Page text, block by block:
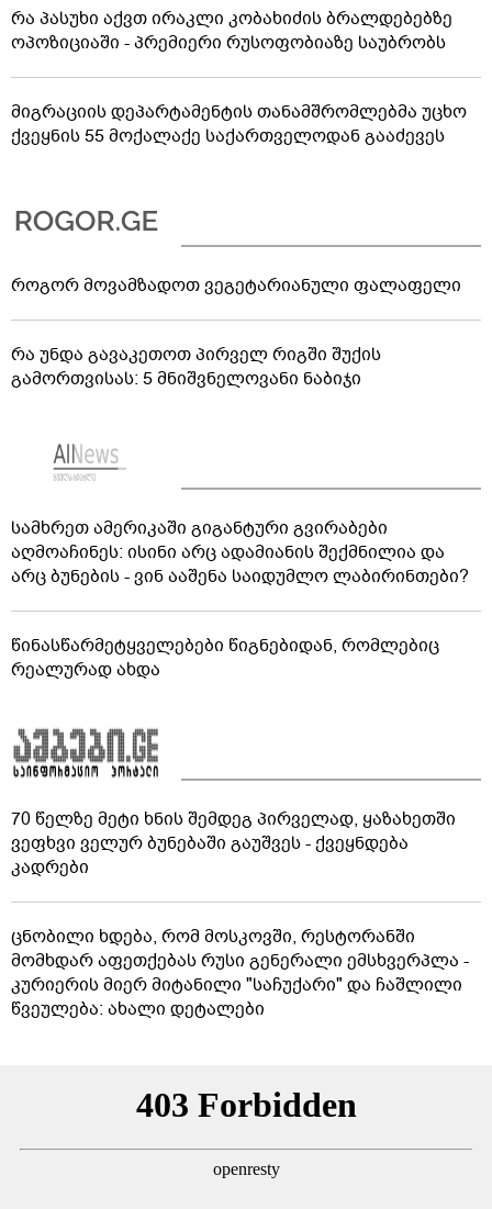
რა პასუხი აქვთ ირაკლი კობახიძის ბრალდებებზე
ოპოზიციაში - პრემიერი რუსოფობიაზე საუბრობს
მიგრაციის დეპარტამენტის თანამშრომლებმა უცხო
ქვეყნის 55 მოქალაქე საქართველოდან გააძევეს
როგორ მოვამზადოთ ვეგეტარიანული ფალაფელი
რა უნდა გავაკეთოთ პირველ რიგში შუქის
გამორთვისას: 5 მნიშვნელოვანი ნაბიჯი
სამხრეთ ამერიკაში გიგანტური გვირაბები
აღმოაჩინეს: ისინი არც ადამიანის შექმნილია და
არც ბუნების - ვინ ააშენა საიდუმლო ლაბირინთები?
წინასწარმეტყველებები წიგნებიდან, რომლებიც
რეალურად ახდა
70 წელზე მეტი ხნის შემდეგ პირველად, ყაზახეთში
ვეფხვი ველურ ბუნებაში გაუშვეს - ქვეყნდება
კადრები
ცნობილი ხდება, რომ მოსკოვში, რესტორანში
მომხდარ აფეთქებას რუსი გენერალი ემსხვერპლა -
კურიერის მიერ მიტანილი "საჩუქარი" და ჩაშლილი
წვეულება: ახალი დეტალები